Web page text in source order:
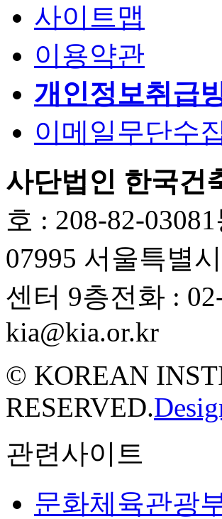
사이트맵
이용약관
개인정보취급
이메일무단수
사단법인 한국건
호 : 208-82-03081
07995 서울특별
센터 9층전화 :
kia@kia.or.kr
© KOREAN
RESERVED.
관련사이트
문화체육관광